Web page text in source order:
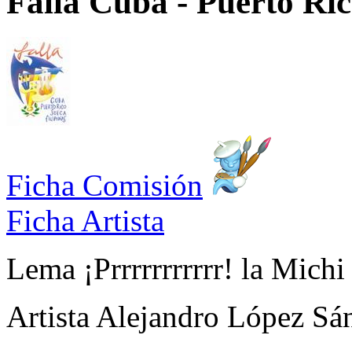
Ficha Comisión
Ficha Artista
Lema ¡Prrrrrrrrrrr! la Michi
Artista Alejandro López